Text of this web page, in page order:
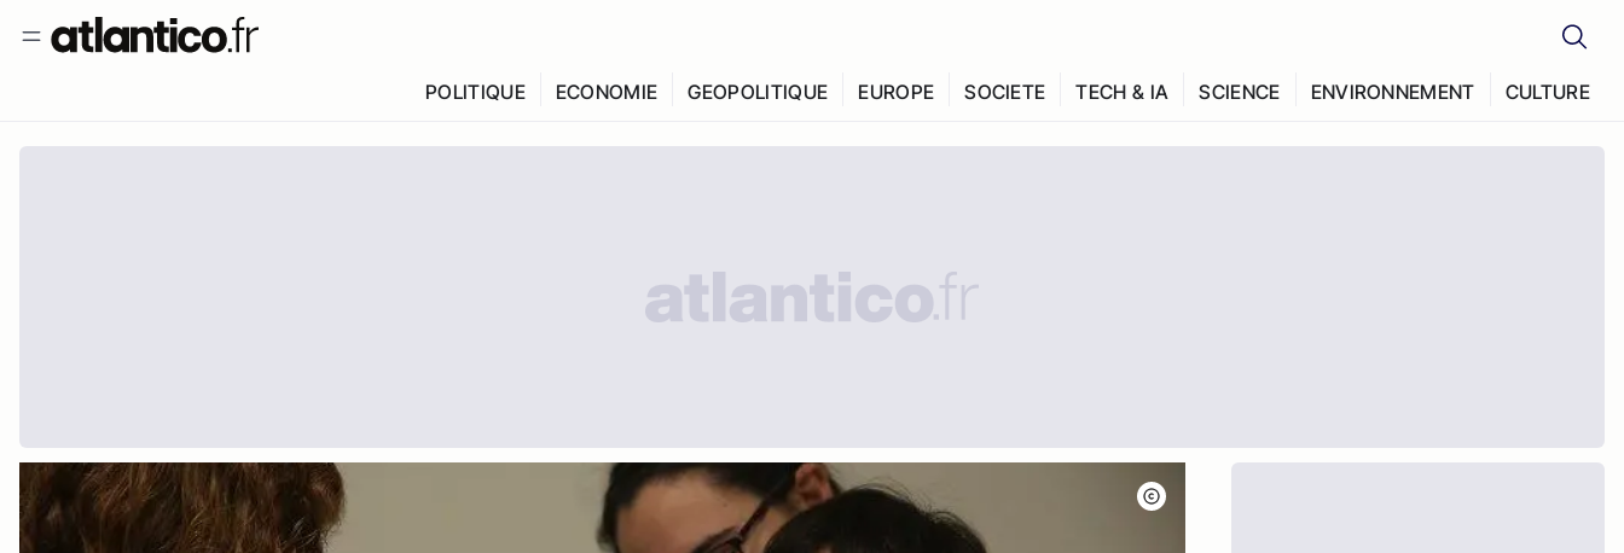
POLITIQUE ECONOMIE GEOPOLITIQUE EUROPE SOCIETE TECH & IA SCIENCE ENVIRONNEMENT CULTURE